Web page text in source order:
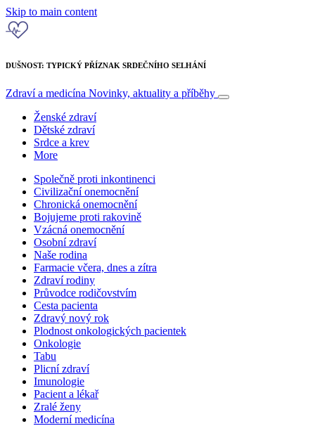
Skip to main content
DUŠNOST: TYPICKÝ PŘÍZNAK SRDEČNÍHO SELHÁNÍ
Zdraví a medicína Novinky, aktuality a příběhy
Ženské zdraví
Dětské zdraví
Srdce a krev
More
Společně proti inkontinenci
Civilizační onemocnění
Chronická onemocnění
Bojujeme proti rakovině
Vzácná onemocnění
Osobní zdraví
Naše rodina
Farmacie včera, dnes a zítra
Zdraví rodiny
Průvodce rodičovstvím
Cesta pacienta
Zdravý nový rok
Plodnost onkologických pacientek
Onkologie
Tabu
Plicní zdraví
Imunologie
Pacient a lékař
Zralé ženy
Moderní medicína